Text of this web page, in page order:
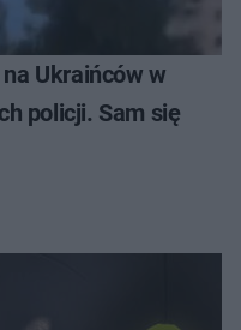
Ukraińców w
policji. Sam się